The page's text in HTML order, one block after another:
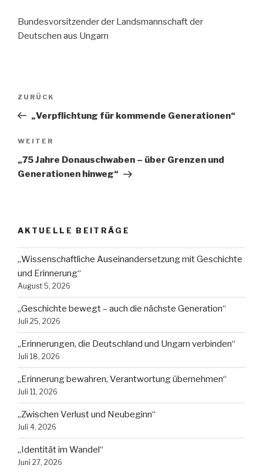
Bundesvorsitzender der Landsmannschaft der
Deutschen aus Ungarn
Beitragsnavigation
Vorheriger
Beitrag
ZURÜCK
„Verpflichtung für kommende Generationen“
Nächster
Beitrag
WEITER
„75 Jahre Donauschwaben – über Grenzen und
Generationen hinweg“
AKTUELLE BEITRÄGE
„Wissenschaftliche Auseinandersetzung mit Geschichte
und Erinnerung“
August 5, 2026
„Geschichte bewegt – auch die nächste Generation“
Juli 25, 2026
„Erinnerungen, die Deutschland und Ungarn verbinden“
Juli 18, 2026
„Erinnerung bewahren, Verantwortung übernehmen“
Juli 11, 2026
„Zwischen Verlust und Neubeginn“
Juli 4, 2026
„Identität im Wandel“
Juni 27, 2026